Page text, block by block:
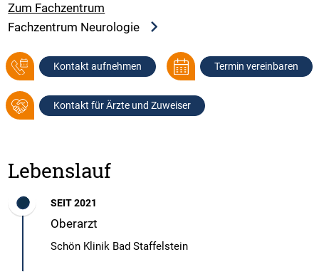
Zum Fachzentrum
Fachzentrum Neurologie
Kontakt aufnehmen Termin vereinbaren
Kontakt für Ärzte und Zuweiser
Lebenslauf
SEIT 2021
Oberarzt
Schön Klinik Bad Staffelstein